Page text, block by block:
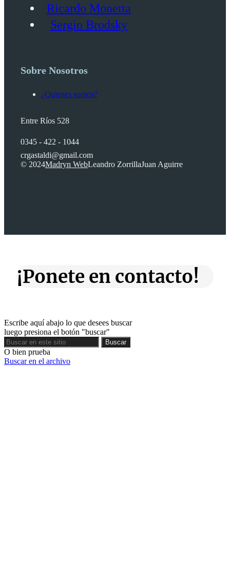
Ricardo Monetta
Sergio Brodsky
Sobre Nosotros
¿Quienes somos?
Entre Ríos 528
0345 - 422 - 1044
crgastaldi@gmail.com
© 2024Madryn WebLeandro ZorrillaJuan Aguirre
¡Ponete en contacto!
Escribe aquí abajo lo que desees buscar
luego presiona el botón "buscar"
Buscar
Buscar
O bien prueba
Buscar en el archivo